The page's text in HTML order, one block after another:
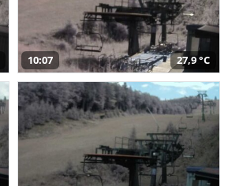
10:07 27,9 °C